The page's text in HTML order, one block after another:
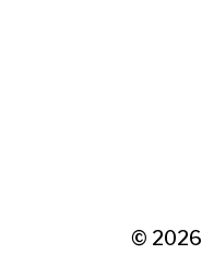
© 2026